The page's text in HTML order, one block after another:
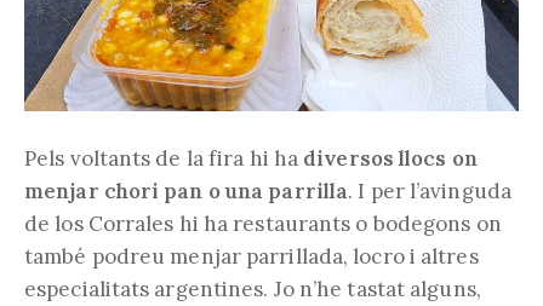
Pels voltants de la fira hi ha diversos llocs on
menjar chori pan o una parrilla. I per l’avinguda
de los Corrales hi ha restaurants o bodegons on
també podreu menjar parrillada, locro i altres
especialitats argentines. Jo n’he tastat alguns,